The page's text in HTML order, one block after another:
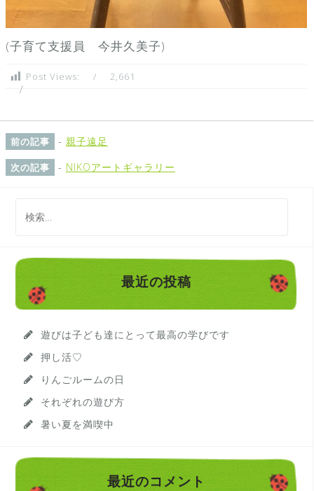
(子育て支援員 今井久美子)
Post Views: 2,661
前の記事 - 親子遠足
次の記事 - NIKOアートギャラリー
最近の投稿
遊びは子ども達にとって最高の学びです
押し活♡
りんごルームの日
それぞれの遊び方
暑い夏を満喫中
最近のコメント